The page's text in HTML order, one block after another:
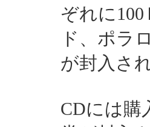
ぞれに
ド、ポラ
が封入さ
CDには購